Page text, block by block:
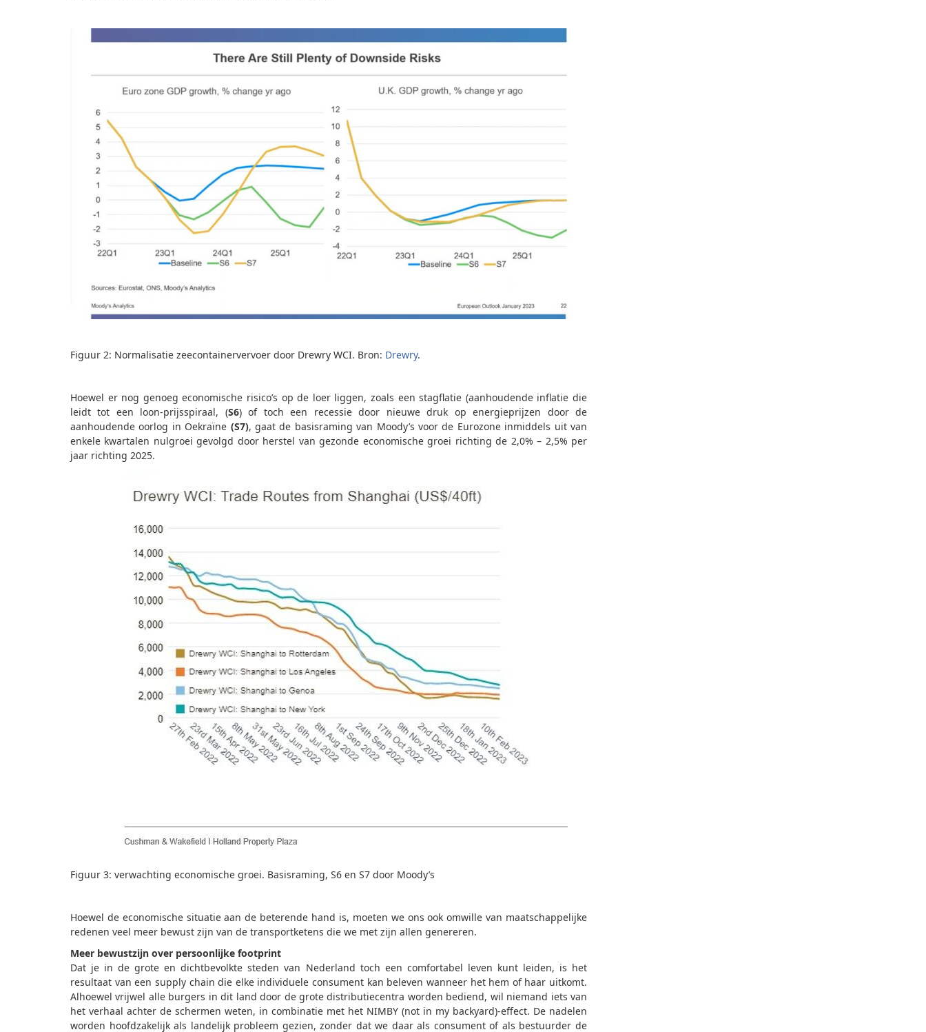
Figuur 2: Normalisatie zeecontainervervoer door Drewry WCI. Bron: Drewry.
Hoewel er nog genoeg economische risico’s op de loer liggen, zoals een stagflatie (aanhoudende inflatie die
leidt tot een loon-prijsspiraal, (S6) of toch een recessie door nieuwe druk op energieprijzen door de
aanhoudende oorlog in Oekraïne (S7), gaat de basisraming van Moody’s voor de Eurozone inmiddels uit van
enkele kwartalen nulgroei gevolgd door herstel van gezonde economische groei richting de 2,0% – 2,5% per
jaar richting 2025.
Figuur 3: verwachting economische groei. Basisraming, S6 en S7 door Moody’s
Hoewel de economische situatie aan de beterende hand is, moeten we ons ook omwille van maatschappelijke
redenen veel meer bewust zijn van de transportketens die we met zijn allen genereren.
Meer bewustzijn over persoonlijke footprint
Dat je in de grote en dichtbevolkte steden van Nederland toch een comfortabel leven kunt leiden, is het
resultaat van een supply chain die elke individuele consument kan beleven wanneer het hem of haar uitkomt.
Alhoewel vrijwel alle burgers in dit land door de grote distributiecentra worden bediend, wil niemand iets van
het verhaal achter de schermen weten, in combinatie met het NIMBY (not in my backyard)-effect. De nadelen
worden hoofdzakelijk als landelijk probleem gezien, zonder dat we daar als consument of als bestuurder de